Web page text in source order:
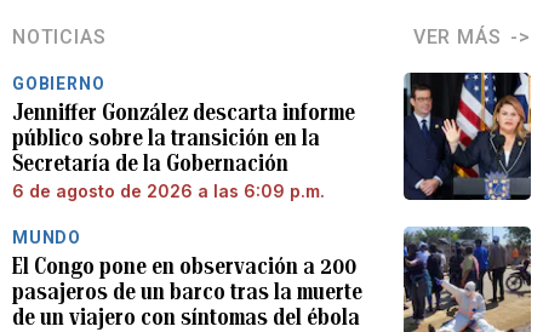
NOTICIAS VER MÁS
GOBIERNO
Jenniffer González descarta informe
público sobre la transición en la
Secretaría de la Gobernación
6 de agosto de 2026 a las 6:09 p.m.
MUNDO
El Congo pone en observación a 200
pasajeros de un barco tras la muerte
de un viajero con síntomas del ébola